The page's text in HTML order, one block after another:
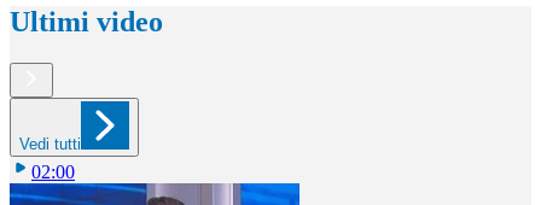
Ultimi video
Vedi tutti
02:00